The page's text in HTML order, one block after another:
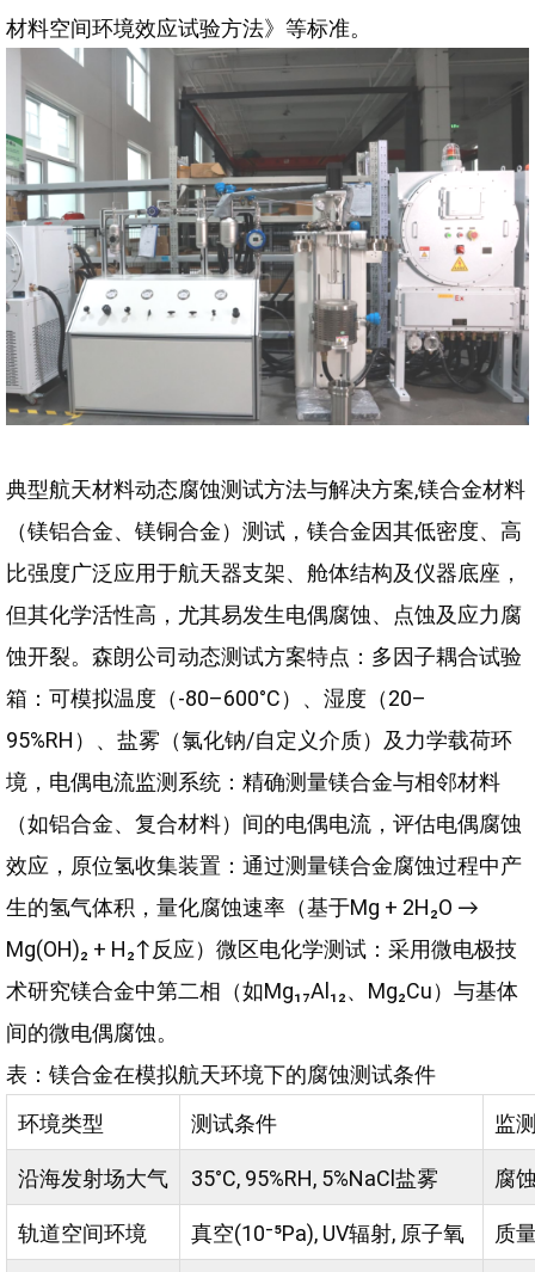
材料空间环境效应试验方法》等标准。
典型航天材料动态腐蚀测试方法与解决方案,镁合金材料
（镁铝合金、镁铜合金）测试，镁合金因其低密度、高
比强度广泛应用于航天器支架、舱体结构及仪器底座，
但其化学活性高，尤其易发生电偶腐蚀、点蚀及应力腐
蚀开裂。森朗公司动态测试方案特点：多因子耦合试验
箱：可模拟温度（-80–600°C）、湿度（20–
95%RH）、盐雾（氯化钠/自定义介质）及力学载荷环
境，电偶电流监测系统：精确测量镁合金与相邻材料
（如铝合金、复合材料）间的电偶电流，评估电偶腐蚀
效应，原位氢收集装置：通过测量镁合金腐蚀过程中产
生的氢气体积，量化腐蚀速率（基于Mg + 2H₂O →
Mg(OH)₂ + H₂↑反应）微区电化学测试：采用微电极技
术研究镁合金中第二相（如Mg₁₇Al₁₂、Mg₂Cu）与基体
间的微电偶腐蚀。
表：镁合金在模拟航天环境下的腐蚀测试条件
环境类型
测试条件 监
沿海发射场大气 35°C, 95%RH, 5%NaCl盐雾 腐
轨道空间环境 真空(10⁻⁵Pa), UV辐射, 原子氧 质